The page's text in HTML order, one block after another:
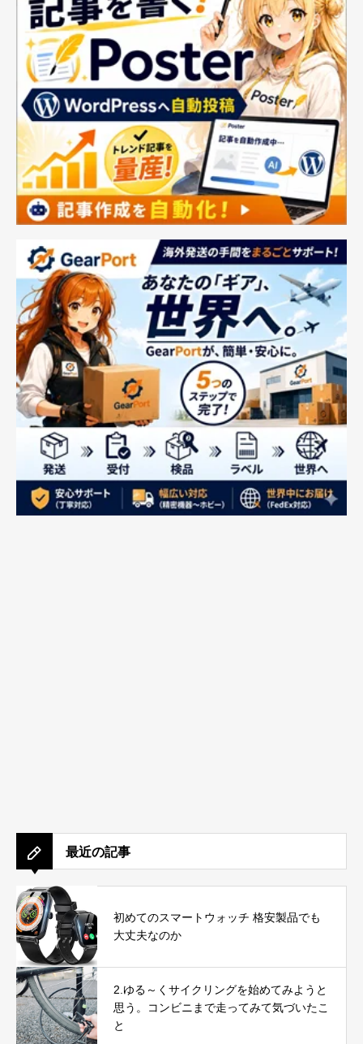
最近の記事
初めてのスマートウォッチ 格安製品でも
大丈夫なのか
2.ゆる～くサイクリングを始めてみようと
思う。コンビニまで走ってみて気づいたこ
と